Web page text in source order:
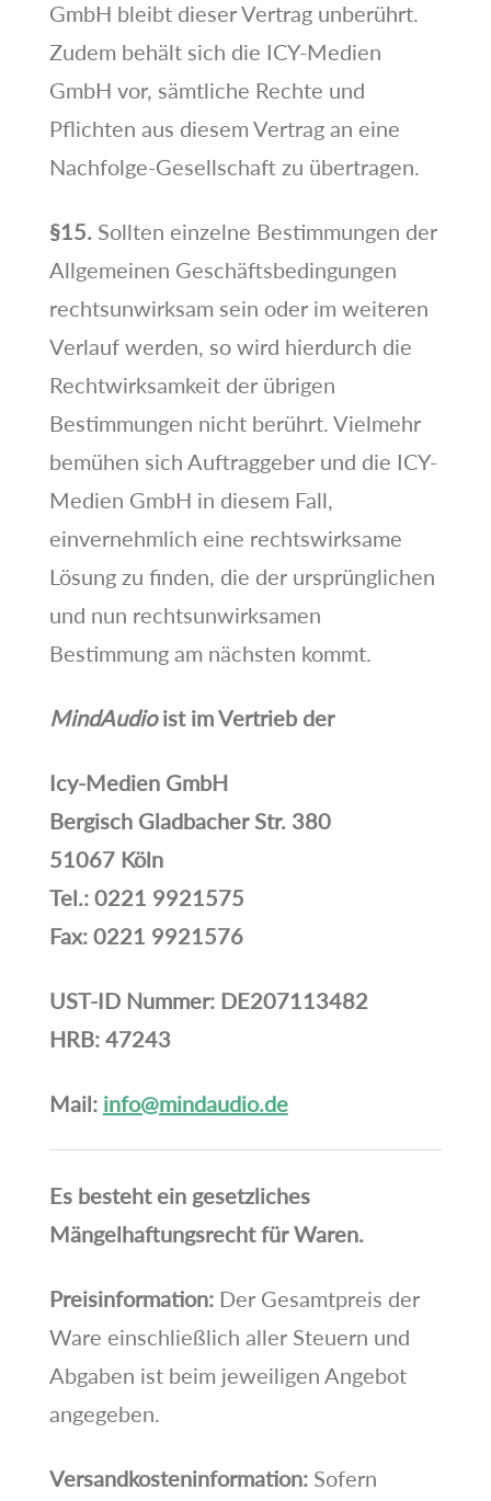
GmbH bleibt dieser Vertrag unberührt.
Zudem behält sich die ICY-Medien
GmbH vor, sämtliche Rechte und
Pflichten aus diesem Vertrag an eine
Nachfolge-Gesellschaft zu übertragen.
§15.Sollten einzelne Bestimmungen der
Allgemeinen Geschäftsbedingungen
rechtsunwirksam sein oder im weiteren
Verlauf werden, so wird hierdurch die
Rechtwirksamkeit der übrigen
Bestimmungen nicht berührt. Vielmehr
bemühen sich Auftraggeber und die ICY-
Medien GmbH in diesem Fall,
einvernehmlich eine rechtswirksame
Lösung zu finden, die der ursprünglichen
und nun rechtsunwirksamen
Bestimmung am nächsten kommt.
MindAudioist im Vertrieb der
Icy-Medien GmbH
Bergisch Gladbacher Str. 380
51067 Köln
Tel.: 0221 9921575
Fax: 0221 9921576
UST-ID Nummer: DE207113482
HRB: 47243
Mail: info@mindaudio.de
Es besteht ein gesetzliches
Mängelhaftungsrecht für Waren.
Preisinformation: Der Gesamtpreis der
Ware einschließlich aller Steuern und
Abgaben ist beim jeweiligen Angebot
angegeben.
Versandkosteninformation: Sofern